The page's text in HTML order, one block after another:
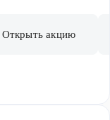
Открыть акцию